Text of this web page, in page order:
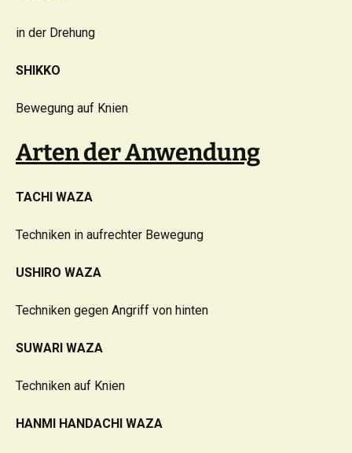
in der Drehung
SHIKKO
Bewegung auf Knien
Arten der Anwendung
TACHI WAZA
Techniken in aufrechter Bewegung
USHIRO WAZA
Techniken gegen Angriff von hinten
SUWARI WAZA
Techniken auf Knien
HANMI HANDACHI WAZA